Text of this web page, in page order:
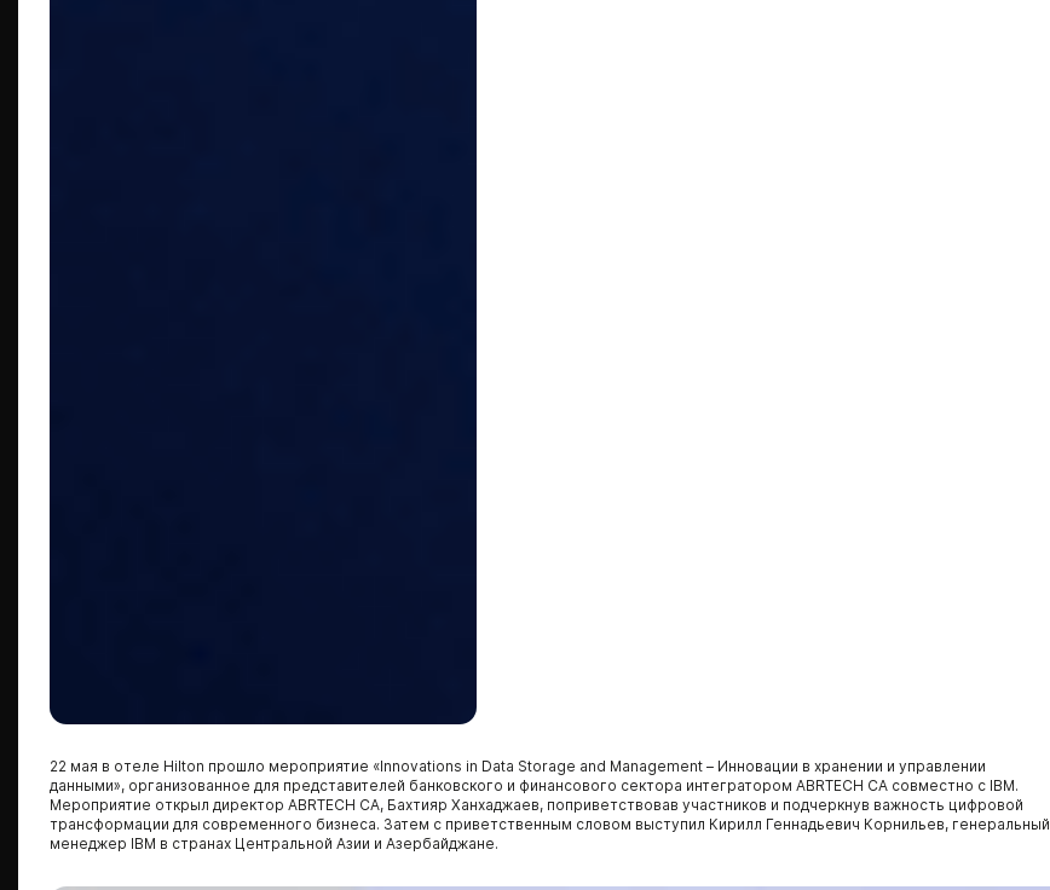
22 мая в отеле Hilton прошло мероприятие «Innovations in Data Storage and Management – Инновации в хранении и управлении
данными», организованное для представителей банковского и финансового сектора интегратором ABRTECH CA совместно с IBM.
Мероприятие открыл директор ABRTECH CA, Бахтияр Ханхаджаев, поприветствовав участников и подчеркнув важность цифровой
трансформации для современного бизнеса. Затем с приветственным словом выступил Кирилл Геннадьевич Корнильев, генеральный
менеджер IBM в странах Центральной Азии и Азербайджане.